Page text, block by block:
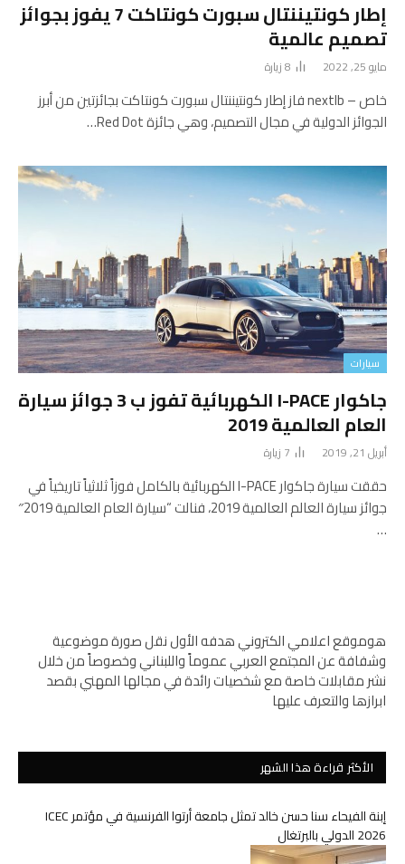
إطار كونتيننتال سبورت كونتاكت 7 يفوز بجوائز
تصميم عالمية
مايو 25, 2022 8زيارة
خاص – nextlb فاز إطار كونتيننتال سبورت كونتاكت بجائزتين من أبرز
الجوائز الدولية في مجال التصميم، وهي جائزة Red Dot…
سيارات
جاكوار I-PACE الكهربائية تفوز ب 3 جوائز سيارة
العام العالمية 2019
أبريل 21, 2019 7 زيارة
حققت سيارة جاكوار I-PACE الكهربائية بالكامل فوزاً ثلاثياً تاريخياً في
جوائز سيارة العالم العالمية 2019، فنالت “سيارة العام العالمية 2019″
…
هوموقع اعلامي الكتروني هدفه الأول نقل صورة موضوعية
وشفافة عن المجتمع العربي عموماً واللبناني وخصوصاً من خلال
نشر مقابلات خاصة مع شخصيات رائدة في مجالها المهني بقصد
ابرازها والتعرف عليها
الأكثر قراءة هذا الشهر
إبنة الفيحاء سنا حسن خالد تمثل جامعة أرتوا الفرنسية في مؤتمر ICEC
2026 الدولي بالبرتغال